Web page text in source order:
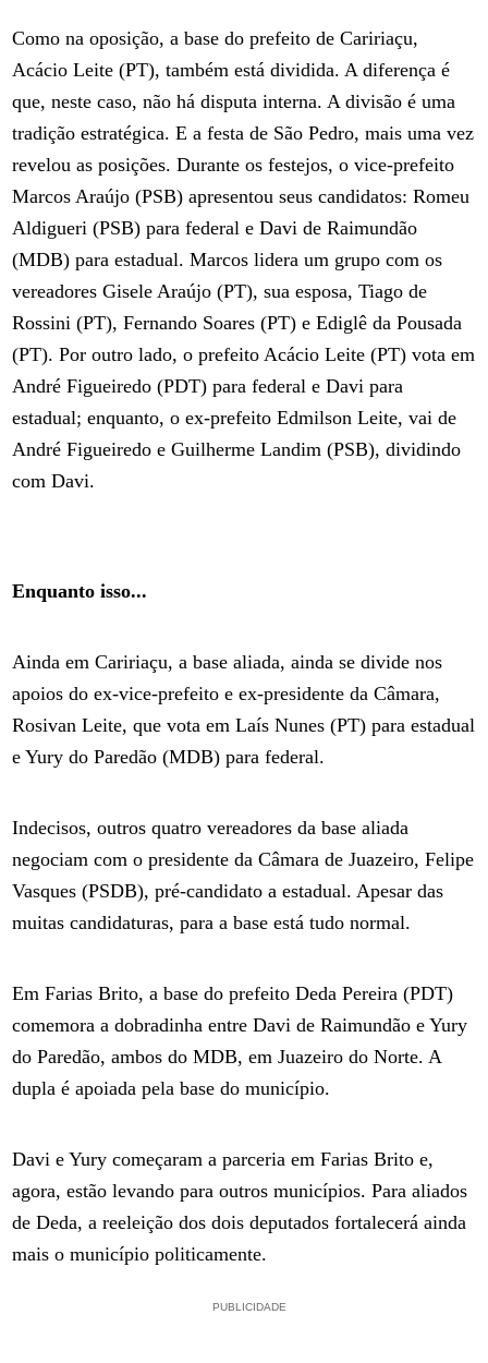
Como na oposição, a base do prefeito de Caririaçu,
Acácio Leite (PT), também está dividida. A diferença é
que, neste caso, não há disputa interna. A divisão é uma
tradição estratégica. E a festa de São Pedro, mais uma vez
revelou as posições. Durante os festejos, o vice-prefeito
Marcos Araújo (PSB) apresentou seus candidatos: Romeu
Aldigueri (PSB) para federal e Davi de Raimundão
(MDB) para estadual. Marcos lidera um grupo com os
vereadores Gisele Araújo (PT), sua esposa, Tiago de
Rossini (PT), Fernando Soares (PT) e Ediglê da Pousada
(PT). Por outro lado, o prefeito Acácio Leite (PT) vota em
André Figueiredo (PDT) para federal e Davi para
estadual; enquanto, o ex-prefeito Edmilson Leite, vai de
André Figueiredo e Guilherme Landim (PSB), dividindo
com Davi.
Enquanto isso...
Ainda em Caririaçu, a base aliada, ainda se divide nos
apoios do ex-vice-prefeito e ex-presidente da Câmara,
Rosivan Leite, que vota em Laís Nunes (PT) para estadual
e Yury do Paredão (MDB) para federal.
Indecisos, outros quatro vereadores da base aliada
negociam com o presidente da Câmara de Juazeiro, Felipe
Vasques (PSDB), pré-candidato a estadual. Apesar das
muitas candidaturas, para a base está tudo normal.
Em Farias Brito, a base do prefeito Deda Pereira (PDT)
comemora a dobradinha entre Davi de Raimundão e Yury
do Paredão, ambos do MDB, em Juazeiro do Norte. A
dupla é apoiada pela base do município.
Davi e Yury começaram a parceria em Farias Brito e,
agora, estão levando para outros municípios. Para aliados
de Deda, a reeleição dos dois deputados fortalecerá ainda
mais o município politicamente.
PUBLICIDADE